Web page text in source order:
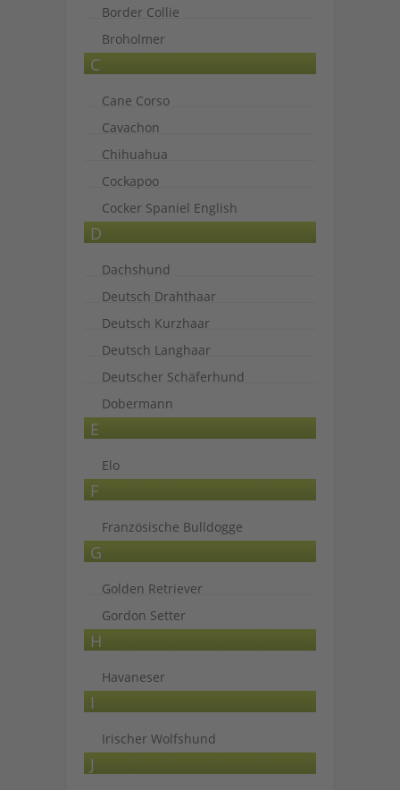
Border Collie
Broholmer
C
Cane Corso
Cavachon
Chihuahua
Cockapoo
Cocker Spaniel English
D
Dachshund
Deutsch Drahthaar
Deutsch Kurzhaar
Deutsch Langhaar
Deutscher Schäferhund
Dobermann
E
Elo
F
Französische Bulldogge
G
Golden Retriever
Gordon Setter
H
Havaneser
I
Irischer Wolfshund
J